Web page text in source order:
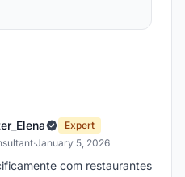
Expert
·January 5, 2026
com restaurantes